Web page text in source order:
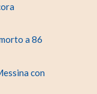
a 86
con